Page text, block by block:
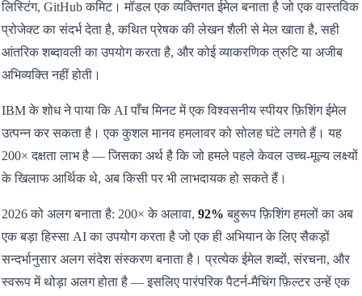
लिस्टिंग, GitHub कमिट। मॉडल एक व्यक्तिगत ईमेल बनाता है जो एक वास्तविक
प्रोजेक्ट का संदर्भ देता है, कथित प्रेषक की लेखन शैली से मेल खाता है, सही
आंतरिक शब्दावली का उपयोग करता है, और कोई व्याकरणिक त्रुटि या अजीब
अभिव्यक्ति नहीं होती।
IBM के शोध ने पाया कि AI पाँच मिनट में एक विश्वसनीय स्पीयर फ़िशिंग ईमेल
उत्पन्न कर सकता है। एक कुशल मानव हमलावर को सोलह घंटे लगते हैं। यह
200× दक्षता लाभ है — जिसका अर्थ है कि जो हमले पहले केवल उच्च-मूल्य लक्ष्यों
के खिलाफ आर्थिक थे, अब किसी पर भी लाभदायक हो सकते हैं।
2026 को अलग बनाता है: 200× के अलावा, 92% बहुरूप फ़िशिंग हमलों का अब
एक बड़ा हिस्सा AI का उपयोग करता है जो एक ही अभियान के लिए सैकड़ों
सन्दर्भानुसार अलग संदेश संस्करण बनाता है। प्रत्येक ईमेल शब्दों, संरचना, और
स्वरूप में थोड़ा अलग होता है — इसलिए पारंपरिक पैटर्न-मैचिंग फ़िल्टर उन्हें एक